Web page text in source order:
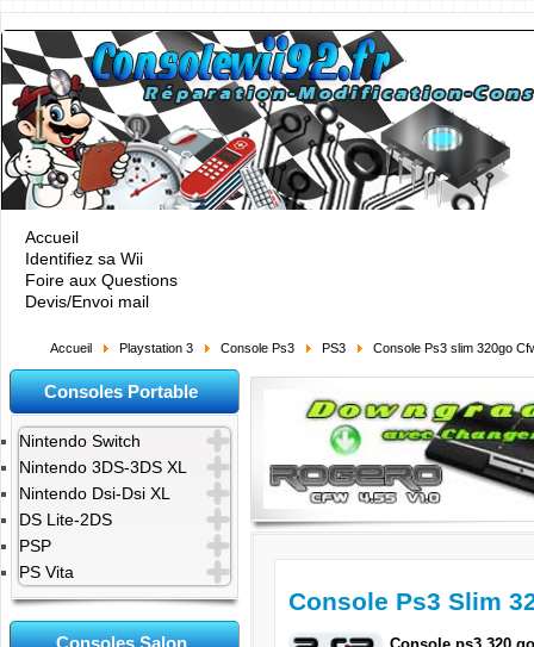
Accueil
Identifiez sa Wii
Foire aux Questions
Devis/Envoi mail
Accueil Playstation 3 Console Ps3 PS3 Console Ps3 slim 320go
Consoles Portable
Nintendo Switch
Nintendo 3DS-3DS XL
Nintendo Dsi-Dsi XL
DS Lite-2DS
PSP
PS Vita
Consoles Salon
Console Ps3 Slim